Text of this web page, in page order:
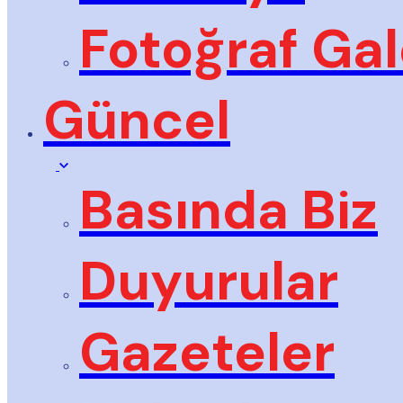
Fotoğraf
Güncel
Basında Biz
Duyurular
Gazeteler